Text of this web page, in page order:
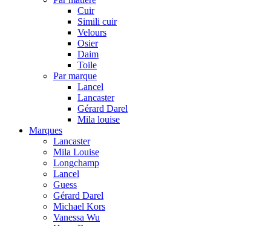
Cuir
Simili cuir
Velours
Osier
Daim
Toile
Par marque
Lancel
Lancaster
Gérard Darel
Mila louise
Marques
Lancaster
Mila Louise
Longchamp
Lancel
Guess
Gérard Darel
Michael Kors
Vanessa Wu